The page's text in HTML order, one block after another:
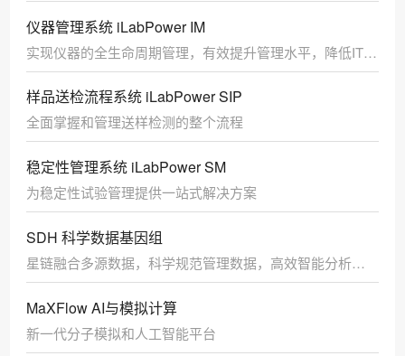
仪器管理系统 iLabPower IM
实现仪器的全生命周期管理，有效提升管理水平，降低IT难
度
样品送检流程系统 iLabPower SIP
全面掌握和管理送样检测的整个流程
稳定性管理系统 iLabPower SM
为稳定性试验管理提供一站式解决方案
SDH 科学数据基因组
星链融合多源数据，科学规范管理数据，高效智能分析数
据
MaXFlow AI与模拟计算
新一代分子模拟和人工智能平台